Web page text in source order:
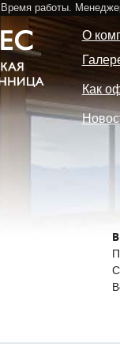
Время работы.
О
Как